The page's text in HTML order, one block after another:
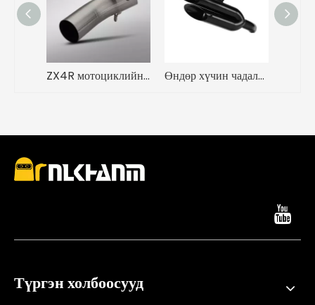
ZX4R мотоциклийн яндангийн системийн өөрчлөлтийн шинэ титан хайлшны дунд холбоосын хоолой Шинэ ган дуу намсгагч хайрцаг Өндөр хүчин чадалтай зэвэрдэггүй ган Zard давхар нүхтэй уралдааны яндангийн дуу намсгагч Zx4r ба Zx4rr-д зориулсан шинэ нөхцөл
Түргэн холбоосууд